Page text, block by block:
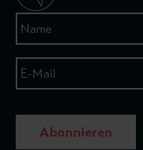
Abonnieren